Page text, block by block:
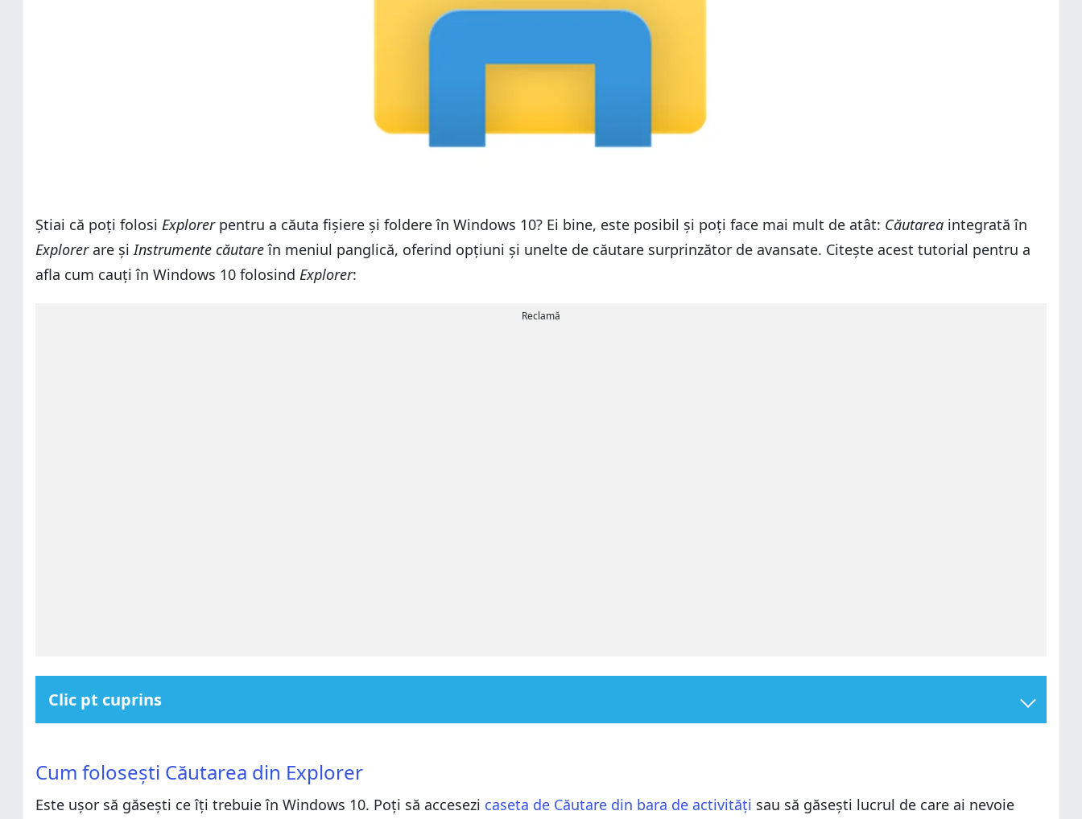
Știai că poți folosi Explorerpentru a căuta fișiere și foldere în Windows 10? Ei bine, este posibil și poți face mai mult de atât: Căutarea integrată în
Explorerare șiInstrumente căutareîn meniul panglică, oferind opțiuni și unelte de căutare surprinzător de avansate. Citește acest tutorial pentru a
afla cum cauți în Windows 10 folosind Explorer:
Reclamă
Clic pt cuprins
Cum rafinezi căutarea ta în Explorer
Opțiuni complexe de căutare din Explorer în Windows 10
Cum schimbi Locația căutării tale în Explorer
Cum rafinezi căutarea ta în Explorer
Cum folosești Căutarea din Explorer
Este ușor să găsești ce îți trebuie în Windows 10. Poți să accesezi caseta de Căutare din bara de activități sau să găsești lucrul de care ai nevoie